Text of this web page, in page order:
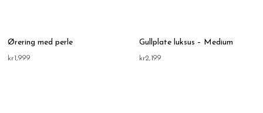
Ørering med perle
kr1,999
Gullplate luksus – Medium
kr2,199